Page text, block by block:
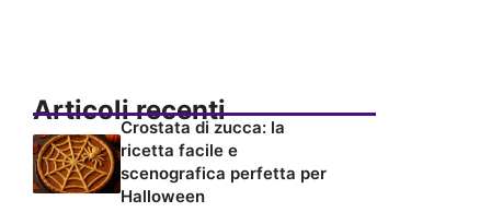
Articoli recenti
Crostata di zucca: la
ricetta facile e
scenografica perfetta per
Halloween